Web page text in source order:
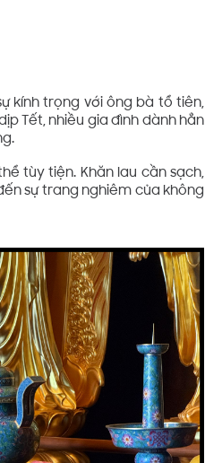
kính trọng với ông bà tổ tiên,
Tết, nhiều gia đình dành hẳn
tùy tiện. Khăn lau cần sạch,
sự trang nghiêm của không